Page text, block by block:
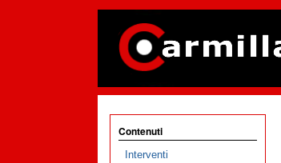
Contenuti
Interventi